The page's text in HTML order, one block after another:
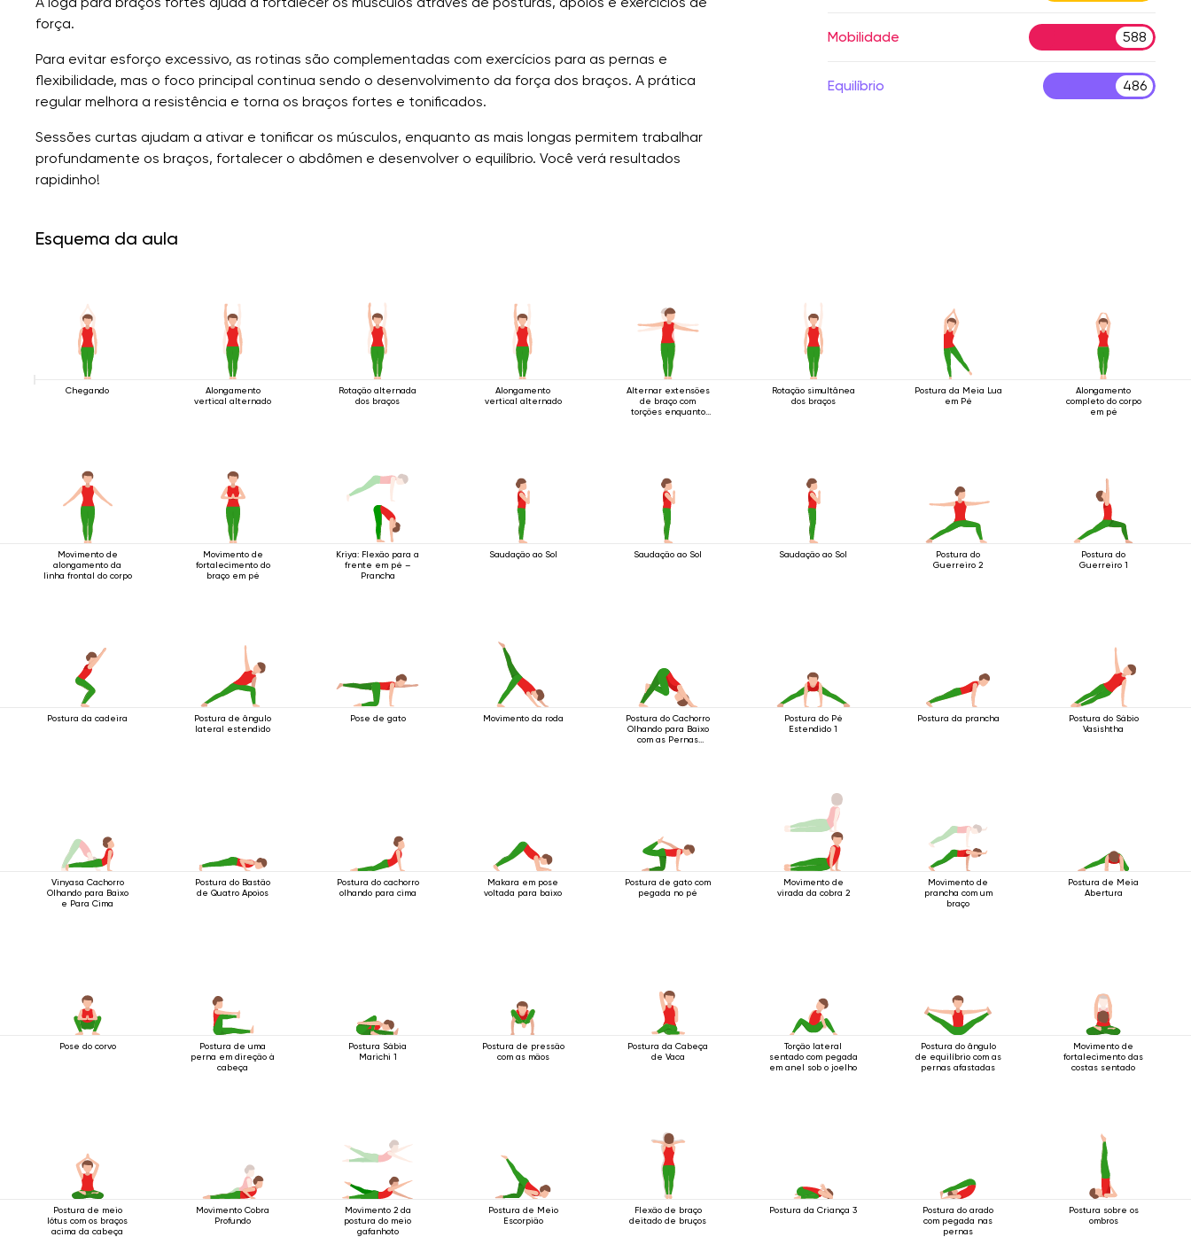
força.
Para evitar esforço excessivo, as rotinas são complementadas com exercícios para as pernas e
flexibilidade, mas o foco principal continua sendo o desenvolvimento da força dos braços. A prática
regular melhora a resistência e torna os braços fortes e tonificados.
Sessões curtas ajudam a ativar e tonificar os músculos, enquanto as mais longas permitem trabalhar
profundamente os braços, fortalecer o abdômen e desenvolver o equilíbrio. Você verá resultados
rapidinho!
Mobilidade 588
Equilíbrio 486
Esquema da aula
Chegando
Alongamento
vertical alternado
Rotação alternada
dos braços
Alongamento
vertical alternado
Alternar extensões
de braço com
torções enquanto
Rotação simultânea
dos braços
Postura da Meia Lua
em Pé
Alongamento
completo do corpo
em pé
Movimento de
alongamento da
linha frontal do corpo
Movimento de
fortalecimento do
braço em pé
Kriya: Flexão para a
frente em pé –
Prancha
Saudação ao Sol Saudação ao Sol Saudação ao Sol
Postura do
Guerreiro 2
Postura do
Guerreiro 1
Postura da cadeira
Postura de ângulo
lateral estendido
Pose de gato Movimento da roda
Postura do Cachorro
Olhando para Baixo
com as Pernas
Postura do Pé
Estendido 1
Postura da prancha
Postura do Sábio
Vasishtha
Vinyasa Cachorro
Olhando para Baixo
e Para Cima
Postura do Bastão
de Quatro Apoios
Postura do cachorro
olhando para cima
Makara em pose
voltada para baixo
Postura de gato com
pegada no pé
Movimento de
virada da cobra 2
Movimento de
prancha com um
braço
Postura de Meia
Abertura
Pose do corvo
Postura de uma
perna em direção à
cabeça
Postura Sábia
Marichi 1
Postura de pressão
com as mãos
Postura da Cabeça
de Vaca
Torção lateral
sentado com pegada
em anel sob o joelho
Postura do ângulo
de equilíbrio com as
pernas afastadas
Movimento de
fortalecimento das
costas sentado
Postura de meio
lótus com os braços
acima da cabeça
Movimento Cobra
Profundo
Movimento 2 da
postura do meio
gafanhoto
Postura de Meio
Escorpião
Flexão de braço
deitado de bruços
Postura da Criança 3
Postura do arado
com pegada nas
pernas
Postura sobre os
ombros